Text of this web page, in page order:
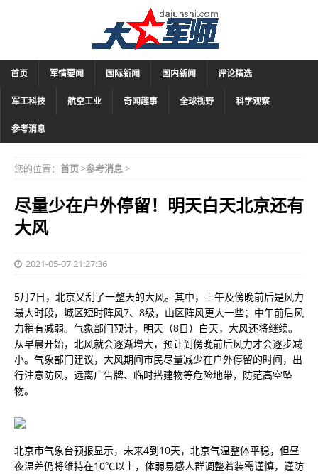
首页 军情要闻 国际新闻 国内新闻 评论精选
军工科技 航空工业 奇闻趣事 全球视野 科学观察
参考消息
您的位置： 首页>参考消息>
尽量少在户外停留！明天白天北京还有
大风
2021-05-07 21:27:36
5月7日，北京又刮了一整天的大风。其中，上午及傍晚前后是风力
最大时段，城区短时阵风7、8级，山区阵风更大一些；中午前后风
力稍有减弱。气象部门预计，明天（8日）白天，大风还将继续。
从早晨开始，北风就会逐渐增大，预计到傍晚前后风力才会逐步减
小。气象部门建议，大风期间市民尽量减少在户外停留的时间，出
行注意防风，远离广告牌、临时搭建物等危险地带，防范高空坠
物。
北京市气象台预报显示，未来4到10天，北京气温整体平稳，但昼
夜温差仍将维持在10℃以上，体弱易感人群调整着装需谨慎，谨防